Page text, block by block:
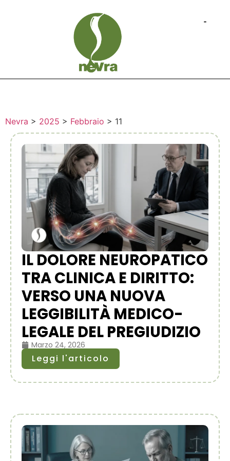
Nevra > 2025 > Febbraio > 11
IL DOLORE NEUROPATICO
TRA CLINICA E DIRITTO:
VERSO UNA NUOVA
LEGGIBILITÀ MEDICO-
LEGALE DEL PREGIUDIZIO
Marzo 24, 2026
Leggi l'articolo